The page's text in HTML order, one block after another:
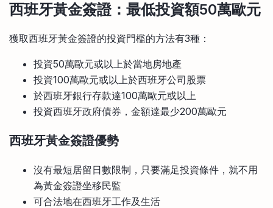
西班牙黃金簽證：最低投資額50萬歐元
獲取西班牙黃金簽證的投資門檻的方法有3種：
投資50萬歐元或以上於當地房地產
投資100萬歐元或以上於西班牙公司股票
於西班牙銀行存款達100萬歐元或以上
投資西班牙政府債券，金額達最少200萬歐元
西班牙黃金簽證優勢
沒有最短居留日數限制，只要滿足投資條件，就不用
為黃金簽證坐移民監
可合法地在西班牙工作及生活